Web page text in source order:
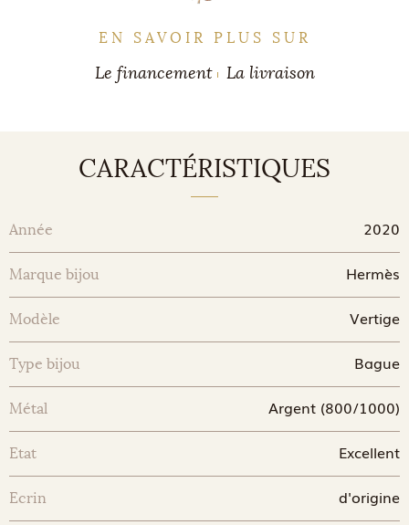
EN SAVOIR PLUS SUR
Le financement La livraison
CARACTÉRISTIQUES
Année 2020
Marque bijou Hermès
Modèle Vertige
Type bijou Bague
Métal Argent (800/1000)
Etat Excellent
Ecrin d'origine